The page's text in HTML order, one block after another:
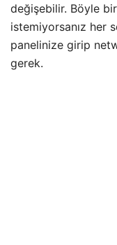
değişebilir. Böyle
istemiyorsanız her
panelinize girip
gerek.